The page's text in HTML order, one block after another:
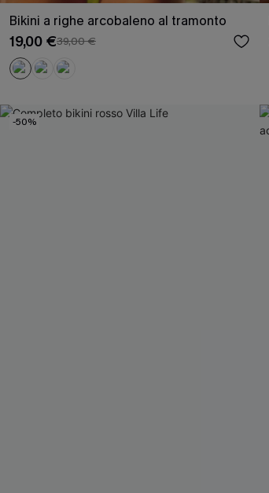
Bikini a righe arcobaleno al tramonto
19,00 €39,00 €
-50%